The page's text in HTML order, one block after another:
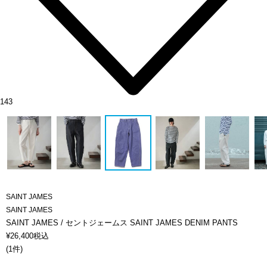
143
SAINT JAMES
SAINT JAMES
SAINT JAMES / セントジェームス SAINT JAMES DENIM PANTS
¥26,400税込
(1件)